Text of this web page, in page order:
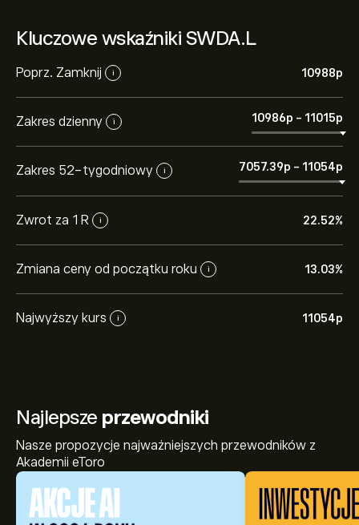
Kluczowe wskaźniki SWDA.L
Poprz. Zamknij i 10988‎p‎
Zakres dzienny i 10986‎p‎ - 11015‎p‎
Zakres 52-tygodniowy i 7057.39‎p‎ - 11054‎p‎
Zwrot za 1 R i 22.52%
Zmiana ceny od początku roku i 13.03%
Najwyższy kurs i 11054‎p‎
Najlepsze przewodniki
Nasze propozycje najważniejszych przewodników z
Akademii eToro